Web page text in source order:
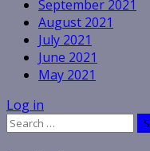
September 2021
August 2021
July 2021
June 2021
May 2021
Log in
Search